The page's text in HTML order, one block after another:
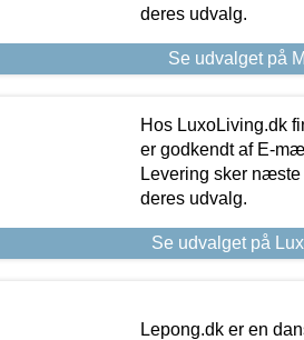
deres udvalg.
Se udvalget på
Hos LuxoLiving.dk
er godkendt af E-
Levering sker
deres udvalg.
Se udvalget på
Lepong.dk er en